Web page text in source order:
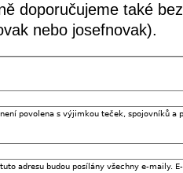
doporučujeme také
nebo josefnovak).
povolena s výjimkou teček, spojovníků a
adresu budou posílány všechny e-maily.